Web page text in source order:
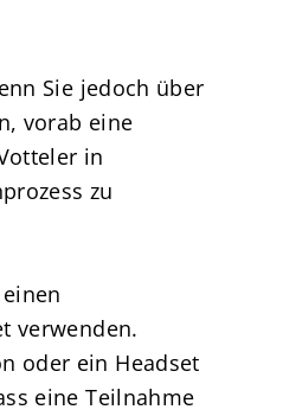
Sie jedoch über
vorab eine
in
zu
verwenden.
oder ein Headset
eine Teilnahme